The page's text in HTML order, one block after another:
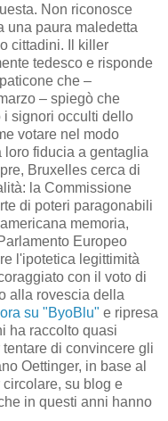
Non riconosce
una paura maledetta
cittadini. Il killer
tedesco e risponde
che –
– spiegò che
i signori occulti dello
votare nel modo
fiducia a gentaglia
Bruxelles cerca di
la Commissione
di poteri paragonabili
memoria,
Europeo
l'ipotetica legittimità
con il voto di
alla rovescia della
su "ByoBlu" e ripresa
ha raccolto quasi
di convincere gli
Oettinger, in base al
su blog e
in questi anni hanno